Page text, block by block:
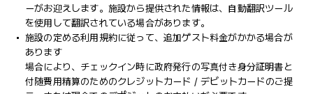
ーがお迎えします。施設から提供された情報は、自動翻訳ツール
を使用して翻訳されている場合があります。
施設の定める利用規約に従って、追加ゲスト料金がかかる場合が
あります
場合により、チェックイン時に政府発行の写真付き身分証明書と
付随費用精算のためのクレジットカード / デビットカードのご提